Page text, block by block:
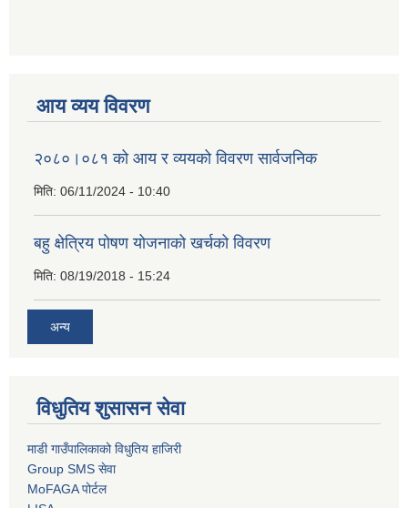
आय व्यय विवरण
२०८०।०८१ को आय र व्ययको विवरण सार्वजनिक
मिति: 06/11/2024 - 10:40
बहु क्षेत्रिय पोषण योजनाको खर्चको विवरण
मिति: 08/19/2018 - 15:24
अन्य
विधुतिय शुसासन सेवा
माडी गाउँपालिकाको विधुतिय हाजिरी
Group SMS सेवा
MoFAGA पोर्टल